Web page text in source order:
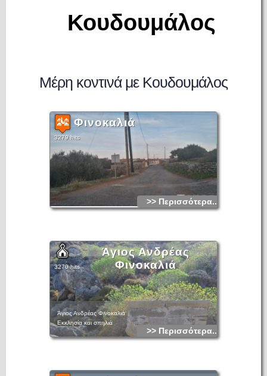
Κουδουμάλος
Μέρη κοντινά με Κουδουμάλος
Φινοκαλιά
3279 hits
>> Περισσότερα...
Άγιος Ανδρέας
Φινοκαλιά
3270 hits
Άγιος Ανδρέας Φινοκαλιά
Εκκλησία και σπηλιά
>> Περισσότερα...